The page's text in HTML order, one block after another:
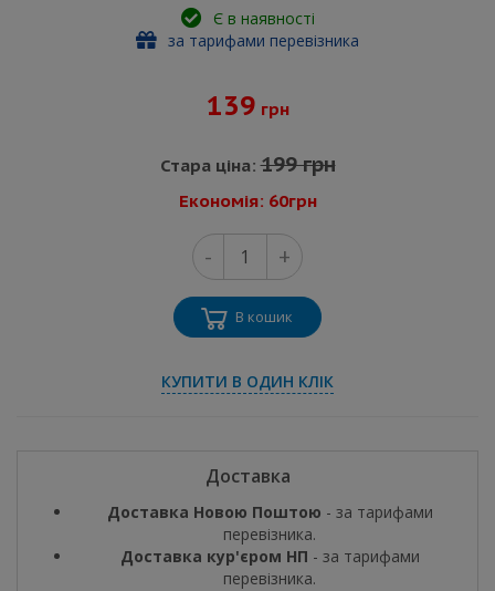
Є в наявності
за тарифами перевізника
139 грн
Стара ціна:199 грн
Економія: 60грн
- +
В кошик
КУПИТИ В ОДИН КЛІК
Доставка
Доставка Новою Поштою - за тарифами
перевізника.
Доставка кур'єром НП - за тарифами
перевізника.